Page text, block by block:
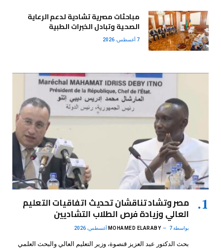
مباحثات مصرية تشادية لدعم الرعاية
الصحية وتبادل الخبرات الطبية
7 أغسطس، 2026
مصر وتشاد تناقشان تحديث اتفاقيات التعليم
العالي وزيادة فرص الطلاب التشاديين
بواسطة MOHAMED ELARABY 7 أغسطس، 2026
بحث الدكتور عبد العزيز قنصوة، وزير التعليم العالي والبحث العلمي